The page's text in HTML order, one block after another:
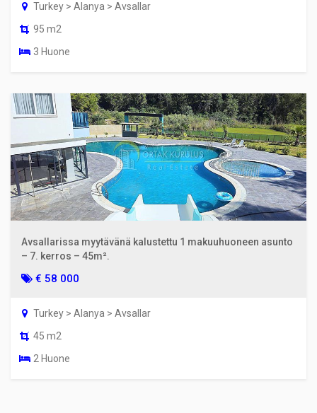
Turkey > Alanya > Avsallar
95 m2
3 Huone
Avsallarissa myytävänä kalustettu 1 makuuhuoneen asunto
– 7. kerros – 45m².
€ 58 000
Turkey > Alanya > Avsallar
45 m2
2 Huone